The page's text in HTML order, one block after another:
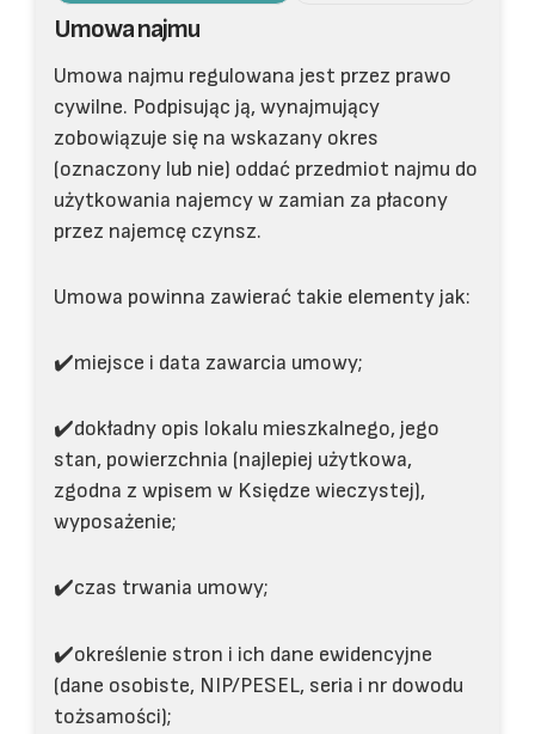
Umowa najmu
Umowa najmu regulowana jest przez prawo
cywilne. Podpisując ją, wynajmujący
zobowiązuje się na wskazany okres
(oznaczony lub nie) oddać przedmiot najmu do
użytkowania najemcy w zamian za płacony
przez najemcę czynsz.
Umowa powinna zawierać takie elementy jak:
✔️miejsce i data zawarcia umowy;
✔️dokładny opis lokalu mieszkalnego, jego
stan, powierzchnia (najlepiej użytkowa,
zgodna z wpisem w Księdze wieczystej),
wyposażenie;
✔️czas trwania umowy;
✔️określenie stron i ich dane ewidencyjne
(dane osobiste, NIP/PESEL, seria i nr dowodu
tożsamości);